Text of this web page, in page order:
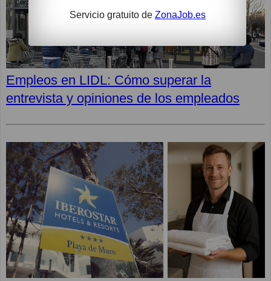
Servicio gratuito de ZonaJob.es
Empleos en LIDL: Cómo superar la
entrevista y opiniones de los empleados